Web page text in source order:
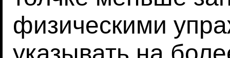
физическими